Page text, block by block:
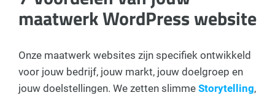
maatwerk WordPress website
Onze maatwerk websites zijn specifiek ontwikkeld
voor jouw bedrijf, jouw markt, jouw doelgroep en
jouw doelstellingen. We zetten slimme Storytelling,